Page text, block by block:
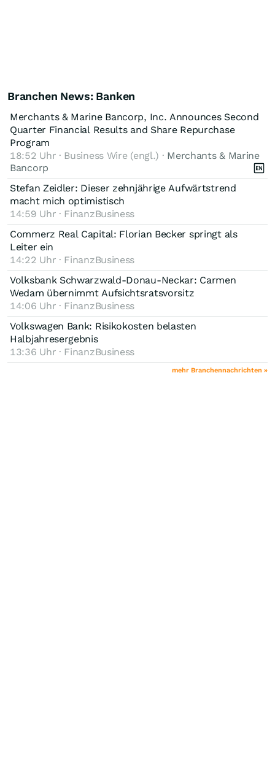
Branchen News: Banken
Merchants & Marine Bancorp, Inc. Announces Second
Quarter Financial Results and Share Repurchase
Program
18:52 Uhr · Business Wire (engl.) · Merchants & Marine
Bancorp
Stefan Zeidler: Dieser zehnjährige Aufwärtstrend
macht mich optimistisch
14:59 Uhr · FinanzBusiness
Commerz Real Capital: Florian Becker springt als
Leiter ein
14:22 Uhr · FinanzBusiness
Volksbank Schwarzwald-Donau-Neckar: Carmen
Wedam übernimmt Aufsichtsratsvorsitz
14:06 Uhr · FinanzBusiness
Volkswagen Bank: Risikokosten belasten
Halbjahresergebnis
13:36 Uhr · FinanzBusiness
mehr Branchennachrichten »